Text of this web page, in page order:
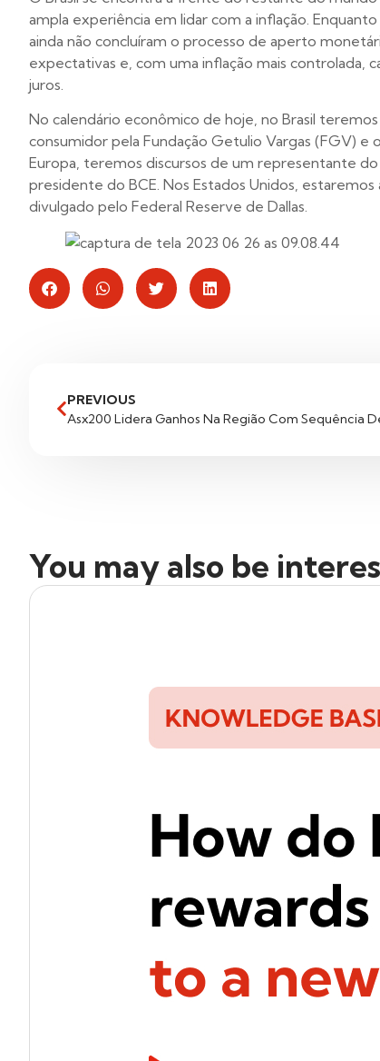
ampla experiência em lidar com a inflação.
ainda não concluíram o processo de aperto
expectativas e, com uma inflação mais controlada,
juros.
No calendário econômico de hoje, no Brasil
consumidor pela Fundação Getulio Vargas (FGV)
Europa, teremos discursos de um representante
presidente do BCE. Nos Estados Unidos,
divulgado pelo Federal Reserve de Dallas.
PREVIOUS
Asx200 Lidera Ganhos Na Região Com Sequência
You may also be